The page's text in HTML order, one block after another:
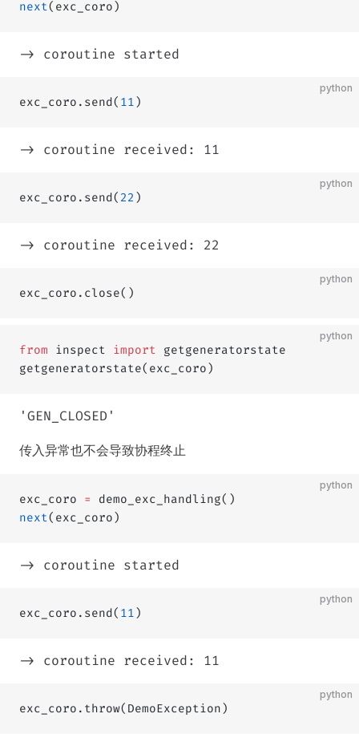
next(exc_coro)
-> coroutine started
python
exc_coro.send( 11 )
-> coroutine received: 11
python
exc_coro.send( 22 )
-> coroutine received: 22
python
exc_coro.close()
python
from inspect import getgeneratorstate
getgeneratorstate(exc_coro)
'GEN_CLOSED'
传入异常也不会导致协程终止
python
exc_coro =
demo_exc_handling()
next(exc_coro)
-> coroutine started
python
exc_coro.send( 11 )
-> coroutine received: 11
python
exc_coro.throw(DemoException)